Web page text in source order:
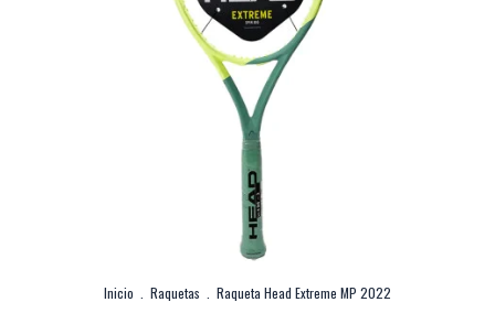
Inicio Raquetas Raqueta Head Extreme MP 2022